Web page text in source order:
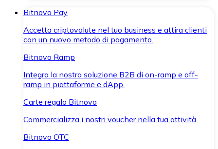
Bitnovo Pay
Accetta criptovalute nel tuo business e attira clienti
con un nuovo metodo di pagamento.
Bitnovo Ramp
Integra la nostra soluzione B2B di on-ramp e off-
ramp in piattaforme e dApp.
Carte regalo Bitnovo
Commercializza i nostri voucher nella tua attività.
Bitnovo OTC